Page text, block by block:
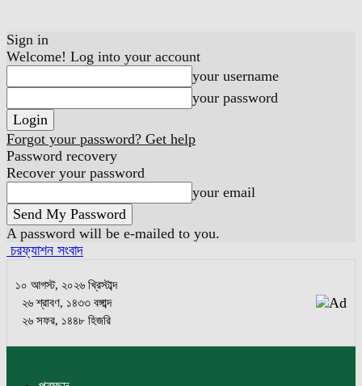
Sign in
Welcome! Log into your account
your username
your password
Forgot your password? Get help
Password recovery
Recover your password
your email
A password will be e-mailed to you.
চরফ্যাশন সংবাদ
১০ আগস্ট, ২০২৬ খ্রিস্টাব্দ
২৬ শ্রাবণ, ১৪৩৩ বঙ্গাব্দ
২৬ সফর, ১৪৪৮ হিজরি